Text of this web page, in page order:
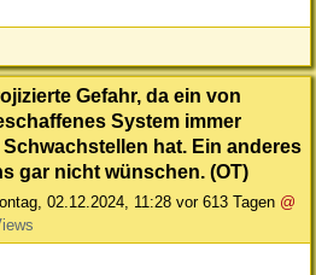
Gefahr, da ein von
System immer
hat. Ein anderes
gar nicht wünschen. (OT)
02.12.2024, 11:28 vor 613 Tagen @